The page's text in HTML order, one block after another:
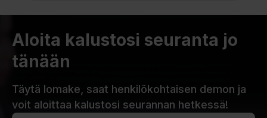
Aloita kalustosi seuranta jo
tänään
Täytä lomake, saat henkilökohtaisen demon ja
voit aloittaa kalustosi seurannan hetkessä!